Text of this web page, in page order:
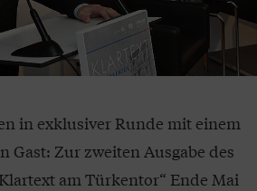
in exklusiver Runde mit einem
Gast: Zur zweiten Ausgabe des
am Türkentor“ Ende Mai